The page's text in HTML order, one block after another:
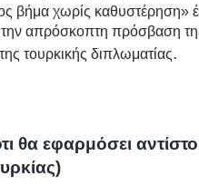
βήμα χωρίς καθυστέρηση»
την απρόσκοπτη πρόσβαση
τουρκικής διπλωματίας.
θα εφαρμόσει